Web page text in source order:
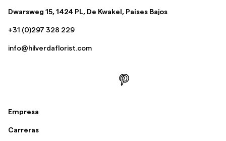
Dwarsweg 15, 1424 PL, De Kwakel, Países Bajos
+31 (0)297 328 229
info@hilverdaflorist.com
Empresa
Carreras